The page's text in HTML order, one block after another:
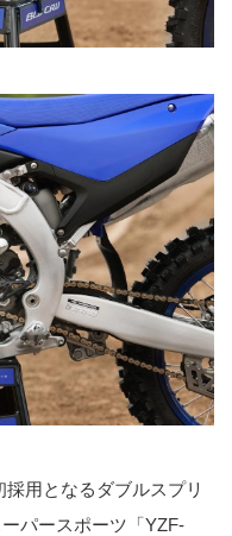
用となるダブルスプリ
パースポーツ「YZF-